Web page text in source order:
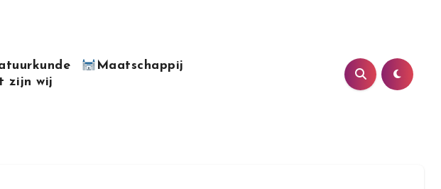
Maatschappij
zijn wij